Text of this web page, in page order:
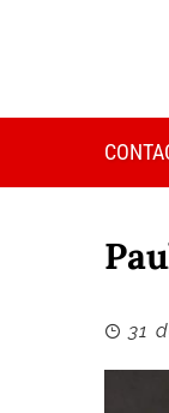
31